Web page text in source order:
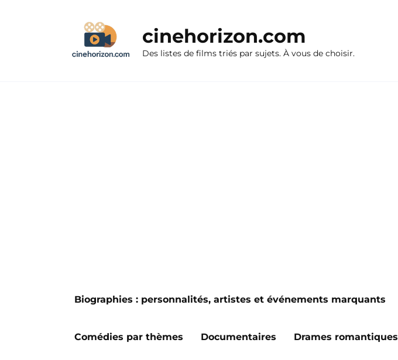
cinehorizon.com
Des listes de films triés par sujets. À vous de choisir.
Biographies : personnalités, artistes et événements marquants
Comédies par thèmes Documentaires Drames romantiques